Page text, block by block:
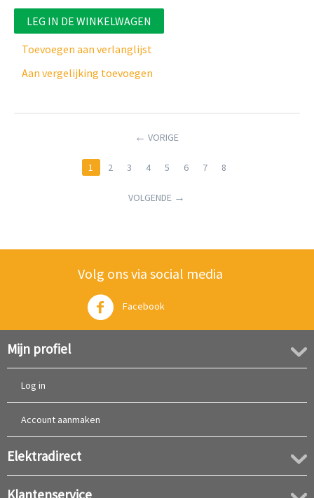
LEG IN DE WINKELWAGEN
Toevoegen aan verlanglijst
Aan vergelijking toevoegen
VORIGE
1 2 3 4 5 6 7 8
VOLGENDE
Volg ons via social media
Facebook
Mijn profiel
Log in
Account aanmaken
Elektradirect
Klantenservice